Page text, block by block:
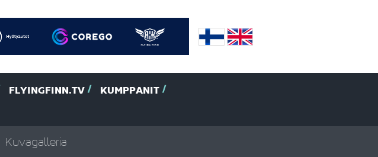
FLYINGFINN.TV
KUMPPANIT
Kuvagalleria